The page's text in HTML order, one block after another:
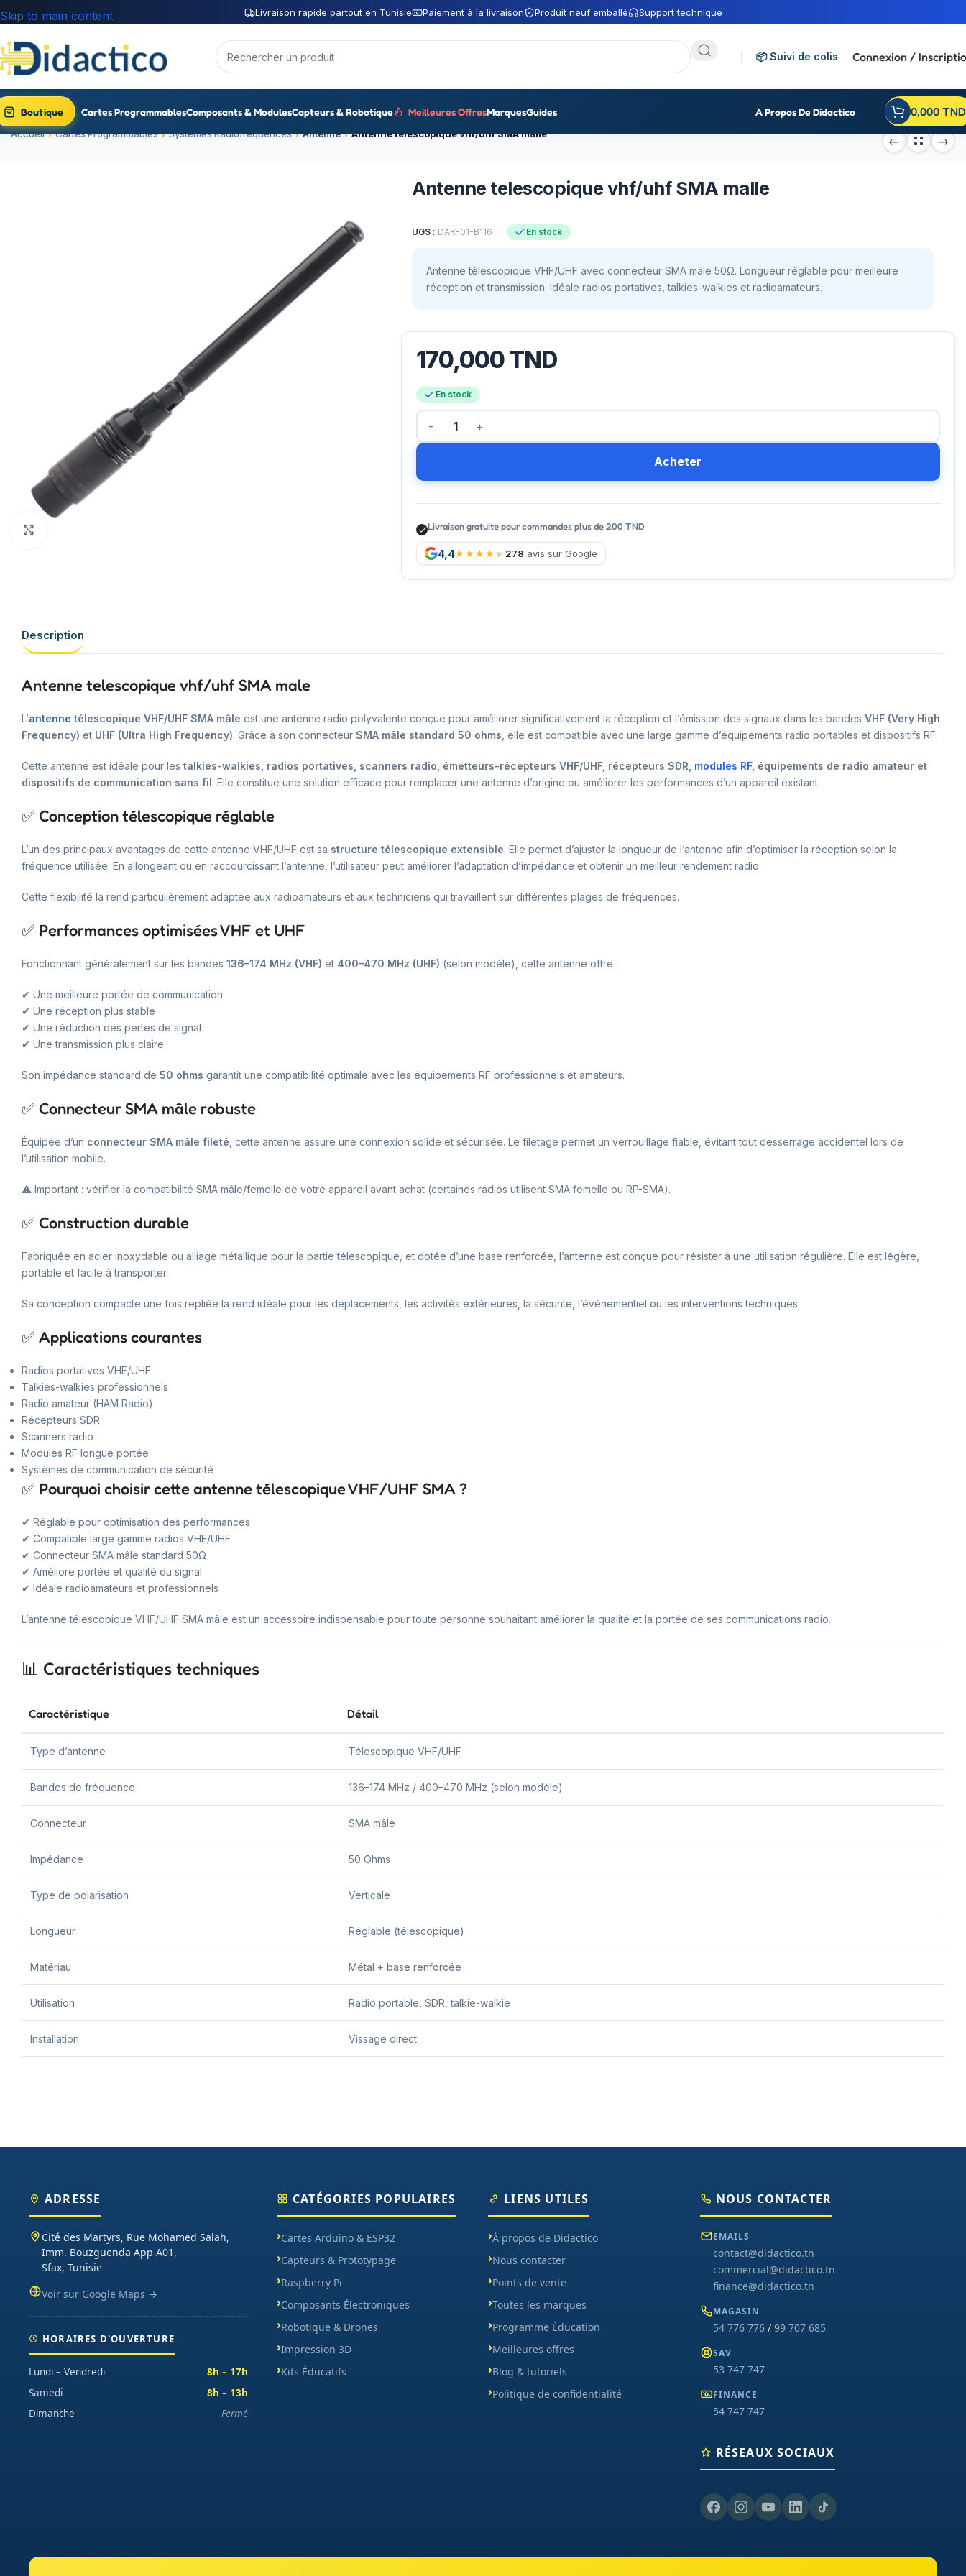
Livraison rapide partout en Tunisie Paiement à la livraison Produit neuf emballé Support technique
Skip to main content
📦 Suivi de colis Connexion /
Boutique Cartes ProgrammablesComposants & ModulesCapteurs & Robotique Meilleures OffresMarquesGuides A Propos De Didactico 0,000 TND
Accueil Cartes Programmables Systèmes Radiofréquences Antenne Antenne telescopique vhf/uhf SMA malle
Antenne telescopique vhf/uhf SMA malle
UGS : DAR-01-B116 En stock
Antenne télescopique VHF/UHF avec connecteur SMA mâle 50Ω. Longueur réglable pour meilleure
réception et transmission. Idéale radios portatives, talkies-walkies et radioamateurs.
170,000TND
En stock
Acheter
Livraison gratuite pour commandes plus de 200 TND
4,4 278 avis sur Google
Description
Antenne telescopique vhf/uhf SMA male
L’antenne télescopique VHF/UHF SMA mâle est une antenne radio polyvalente conçue pour améliorer significativement la réception et l’émission des signaux dans les bandes VHF (Very High
Frequency) et UHF (Ultra High Frequency). Grâce à son connecteur SMA mâle standard 50 ohms , elle est compatible avec une large gamme d’équipements radio portables et dispositifs RF.
Cette antenne est idéale pour les talkies-walkies, radios portatives, scanners radio, émetteurs-récepteurs VHF/UHF, récepteurs SDR, modules RF, équipements de radio amateur et
dispositifs de communication sans fil. Elle constitue une solution efficace pour remplacer une antenne d’origine ou améliorer les performances d’un appareil existant.
✅ Conception télescopique réglable
L’un des principaux avantages de cette antenne VHF/UHF est sa structure télescopique extensible. Elle permet d’ajuster la longueur de l’antenne afin d’optimiser la réception selon la
fréquence utilisée. En allongeant ou en raccourcissant l’antenne, l’utilisateur peut améliorer l’adaptation d’impédance et obtenir un meilleur rendement radio.
Cette flexibilité la rend particulièrement adaptée aux radioamateurs et aux techniciens qui travaillent sur différentes plages de fréquences.
✅ Performances optimisées VHF et UHF
Fonctionnant généralement sur les bandes 136–174 MHz (VHF) et 400–470 MHz (UHF) (selon modèle), cette antenne offre :
✔ Une meilleure portée de communication
✔ Une réception plus stable
✔ Une réduction des pertes de signal
✔ Une transmission plus claire
Son impédance standard de 50 ohms garantit une compatibilité optimale avec les équipements RF professionnels et amateurs.
✅ Connecteur SMA mâle robuste
Équipée d’un connecteur SMA mâle fileté , cette antenne assure une connexion solide et sécurisée. Le filetage permet un verrouillage fiable, évitant tout desserrage accidentel lors de
l’utilisation mobile.
⚠️ Important : vérifier la compatibilité SMA mâle/femelle de votre appareil avant achat (certaines radios utilisent SMA femelle ou RP-SMA).
✅ Construction durable
Fabriquée en acier inoxydable ou alliage métallique pour la partie télescopique, et dotée d’une base renforcée, l’antenne est conçue pour résister à une utilisation régulière. Elle est légère,
portable et facile à transporter.
Sa conception compacte une fois repliée la rend idéale pour les déplacements, les activités extérieures, la sécurité, l’événementiel ou les interventions techniques.
✅ Applications courantes
Radios portatives VHF/UHF
Talkies-walkies professionnels
Radio amateur (HAM Radio)
Récepteurs SDR
Scanners radio
Modules RF longue portée
Systèmes de communication de sécurité
✅ Pourquoi choisir cette antenne télescopique VHF/UHF SMA ?
✔ Réglable pour optimisation des performances
✔ Compatible large gamme radios VHF/UHF
✔ Connecteur SMA mâle standard 50Ω
✔ Améliore portée et qualité du signal
✔ Idéale radioamateurs et professionnels
L’antenne télescopique VHF/UHF SMA mâle est un accessoire indispensable pour toute personne souhaitant améliorer la qualité et la portée de ses communications radio.
📊 Caractéristiques techniques
Caractéristique Détail
Type d’antenne Télescopique VHF/UHF
Bandes de fréquence 136–174 MHz / 400–470 MHz (selon modèle)
Connecteur SMA mâle
Impédance 50 Ohms
Type de polarisation Verticale
Longueur Réglable (télescopique)
Matériau Métal + base renforcée
Utilisation Radio portable, SDR, talkie-walkie
Installation Vissage direct
ADRESSE
Cité des Martyrs, Rue Mohamed Salah,
Imm. Bouzguenda App A01,
Sfax, Tunisie
Voir sur Google Maps →
HORAIRES D'OUVERTURE
Lundi – Vendredi
8h – 17h
Samedi
8h – 13h
Dimanche
Fermé
CATÉGORIES POPULAIRES
Cartes Arduino & ESP32
Capteurs & Prototypage
Raspberry Pi
Composants Électroniques
Robotique & Drones
Impression 3D
Kits Éducatifs
LIENS UTILES
À propos de Didactico
Nous contacter
Points de vente
Toutes les marques
Programme Éducation
Meilleures offres
Blog & tutoriels
Politique de confidentialité
NOUS CONTACTER
EMAILS
contact@didactico.tn
commercial@didactico.tn
finance@didactico.tn
MAGASIN
54 776 776/ 99 707 685
SAV
53 747 747
FINANCE
54 747 747
RÉSEAUX SOCIAUX